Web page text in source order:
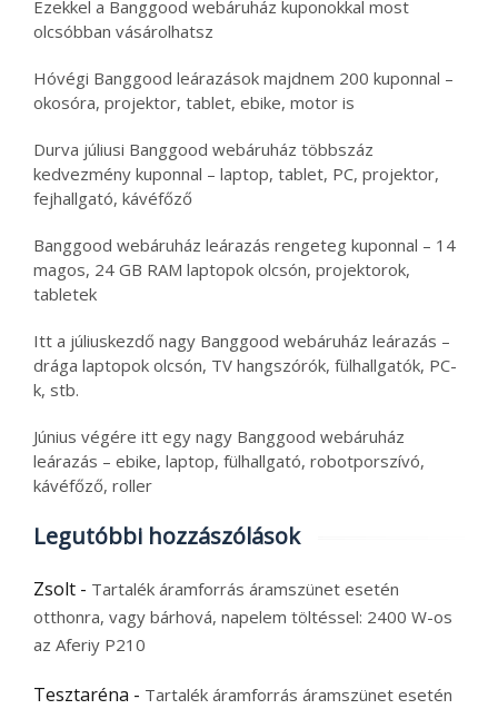
Ezekkel a Banggood webáruház kuponokkal most
olcsóbban vásárolhatsz
Hóvégi Banggood leárazások majdnem 200 kuponnal –
okosóra, projektor, tablet, ebike, motor is
Durva júliusi Banggood webáruház többszáz
kedvezmény kuponnal – laptop, tablet, PC, projektor,
fejhallgató, kávéfőző
Banggood webáruház leárazás rengeteg kuponnal – 14
magos, 24 GB RAM laptopok olcsón, projektorok,
tabletek
Itt a júliuskezdő nagy Banggood webáruház leárazás –
drága laptopok olcsón, TV hangszórók, fülhallgatók, PC-
k, stb.
Június végére itt egy nagy Banggood webáruház
leárazás – ebike, laptop, fülhallgató, robotporszívó,
kávéfőző, roller
Legutóbbi hozzászólások
Zsolt - Tartalék áramforrás áramszünet esetén
otthonra, vagy bárhová, napelem töltéssel: 2400 W-os
az Aferiy P210
Tesztaréna - Tartalék áramforrás áramszünet esetén